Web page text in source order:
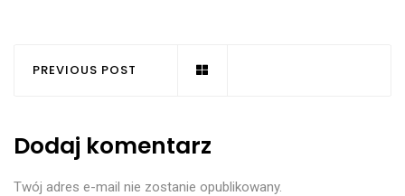
PREVIOUS POST
Dodaj komentarz
Twój adres e-mail nie zostanie opublikowany.